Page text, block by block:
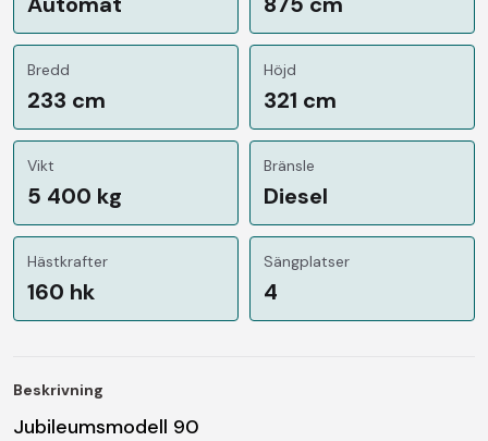
Bredd
233 cm
Höjd
321 cm
Vikt
5 400 kg
Bränsle
Diesel
Hästkrafter
160 hk
Sängplatser
4
Beskrivning
Jubileumsmodell 90